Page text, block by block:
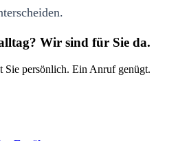
Wir sind für Sie da.
Sie persönlich. Ein Anruf genügt.